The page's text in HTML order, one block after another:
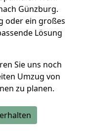
Günzburg.
oder ein großes
Lösung
Sie uns noch
Umzug von
zu planen.